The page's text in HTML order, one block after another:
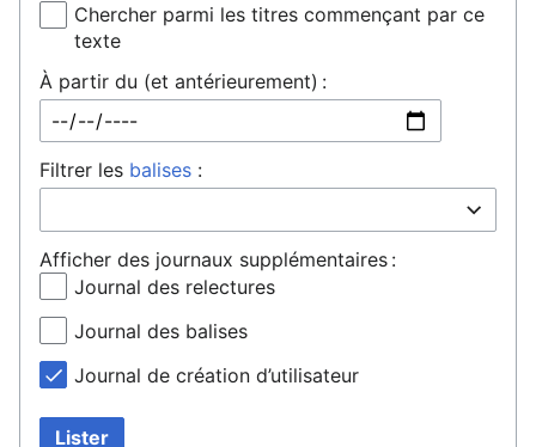
Chercher parmi les titres commençant par ce
texte
À partir du (et antérieurement) :
Filtrer les balises :
Afficher des journaux supplémentaires :
Journal des relectures
Journal des balises
Journal de création d’utilisateur
Lister